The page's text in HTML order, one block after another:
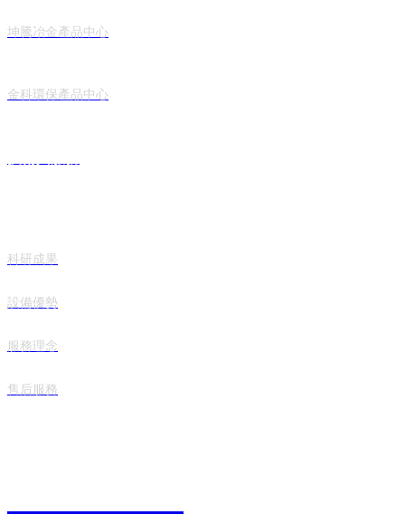
坤騰冶金產品中心
金科環保產品中心
科研成果
設備優勢
服務理念
售后服務